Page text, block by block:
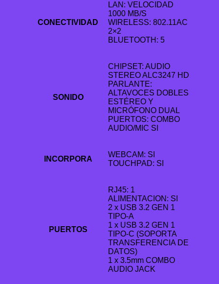
CONECTIVIDAD
LAN: VELOCIDAD
1000 MB/S
WIRELESS: 802.11AC
2×2
BLUETOOTH: 5
SONIDO
CHIPSET: AUDIO
STEREO ALC3247 HD
PARLANTE:
ALTAVOCES DOBLES
ESTÉREO Y
MICRÓFONO DUAL
PUERTOS: COMBO
AUDIO/MIC SI
INCORPORA
WEBCAM: SI
TOUCHPAD: SI
PUERTOS
RJ45: 1
ALIMENTACION: SI
2 x USB 3.2 GEN 1
TIPO-A
1 x USB 3.2 GEN 1
TIPO-C (SOPORTA
TRANSFERENCIA DE
DATOS)
1 x 3.5mm COMBO
AUDIO JACK